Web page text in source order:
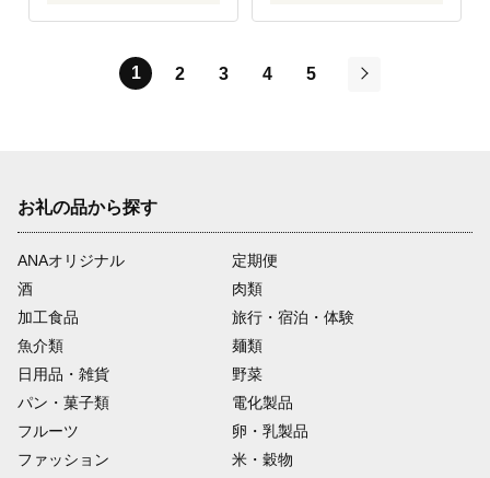
1 2 3 4
5
お礼の品から探す
ANAオリジナル
定期便
酒
肉類
加工食品
旅行・宿泊・体験
魚介類
麺類
日用品・雑貨
野菜
パン・菓子類
電化製品
フルーツ
卵・乳製品
ファッション
米・穀物